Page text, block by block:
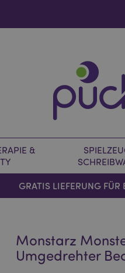
&
GRATIS LIEFERUNG
Monstarz
Umgedrehter